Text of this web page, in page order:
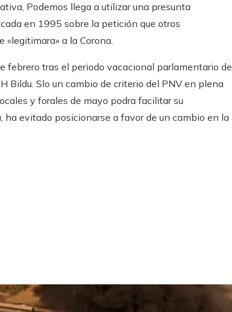
Podemos llega a utilizar una presunta
en 1995 sobre la petición que otros
«legitimara» a la Corona.
febrero tras el periodo vacacional parlamentario de
Bildu. Slo un cambio de criterio del PNV en plena
y forales de mayo podra facilitar su
evitado posicionarse a favor de un cambio en la